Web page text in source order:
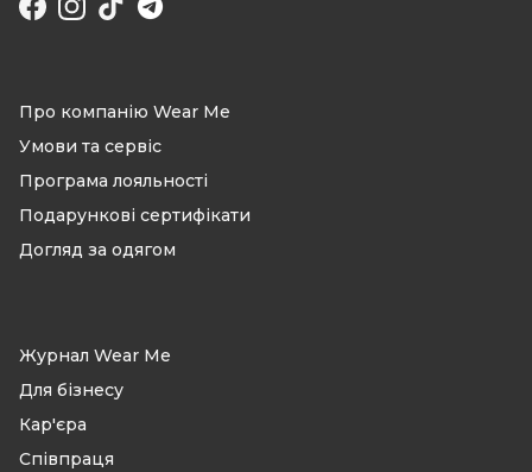
Facebook
Instagram
TikTok
Про компанію Wear Me
Умови та сервіс
Програма лояльності
Подарункові сертифікати
Догляд за одягом
Журнал Wear Me
Для бізнесу
Кар'єра
Співпраця